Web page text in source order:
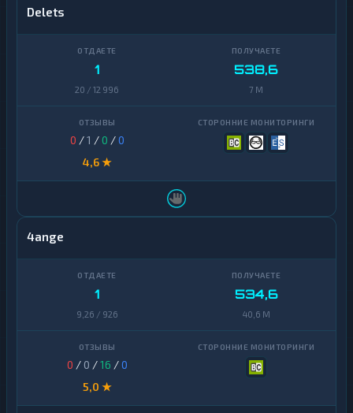
Delets
1
20 / 12 996
538,6
7 M
0 /1 /0 /0
4,6 ★
4ange
1
9,26 / 926
534,6
40,6 M
0 / 0 /16 /0
5,0 ★